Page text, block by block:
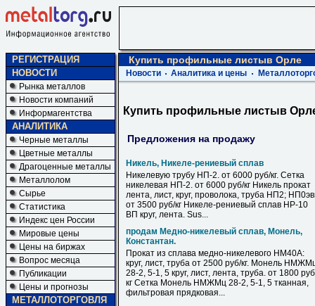
РЕГИСТРАЦИЯ
НОВОСТИ
Рынка металлов
Новости компаний
Информагентства
АНАЛИТИКА
Черные металлы
Цветные металлы
Драгоценные металлы
Металлолом
Сырье
Статистика
Индекс цен России
Мировые цены
Цены на биржах
Вопрос месяца
Публикации
Цены и прогнозы
МЕТАЛЛОТОРГОВЛЯ
Купить профильные листыв Орле
Новости Аналитика и цены
Купить профильные листыв
Предложения на продажу
Никель, Никеле-рениевый сплав
Никелевую трубу НП-2. от 6000 руб/кг. Сетка
никелевая НП-2. от 6000 руб/кг Никель прокат
лента, лист, круг, проволока, труба НП2;
от 3500 руб/кг Никеле-рениевый сплав НР-10
ВП круг, лента. Sus...
продам Медно-никелевый сплав, Монель,
Константан.
Прокат из сплава медно-никелевого НМ40А:
круг, лист, труба от 2500 руб/кг. Монель
28-2, 5-1, 5 круг, лист, лента, труба. от 1800
кг Сетка Монель НМЖМц 28-2, 5-1, 5 тканная,
фильтровая прядковая...